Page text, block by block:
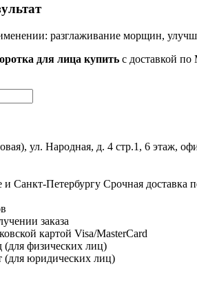
разглаживание морщин,
для лица купить с доставкой
ул. Народная, д. 4 стр.1, 6 этаж,
и Санкт-Петербургу Срочная
заказа
картой Visa/MasterCard
(для физических лиц)
(для юридических лиц)